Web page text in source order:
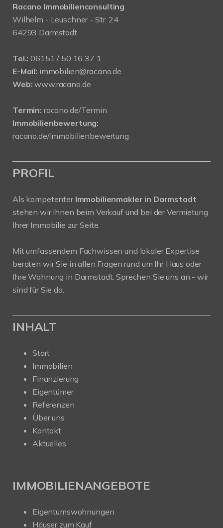
Racano Immobilienconsulting
Wilhelm - Leuschner - Str. 24
64293 Darmstadt
Tel.: 06151 / 50 16 37 1
E-Mail: immobilien@racano.de
Web: www.racano.de
Termin: racano.de/Termin
Immobilienbewertung:
racano.de/Immobilienbewertung
PROFIL
Als kompetenter Immobilienmakler in Darmstadt
stehen wir Ihnen beim Verkauf und bei der Vermietung
Ihrer Immobilie zur Seite.
Mit umfassendem Fachwissen und lokaler Expertise
beraten wir Sie in allen Fragen rund um Ihr Haus oder
Ihre Wohnung in Darmstadt. Sprechen Sie uns an - wir
sind für Sie da.
INHALT
Start
Immobilien
Finanzierung
Eigentümer
Referenzen
Über uns
Kontakt
Aktuelles
IMMOBILIENANGEBOTE
Eigentumswohnungen
Häuser zum Kauf